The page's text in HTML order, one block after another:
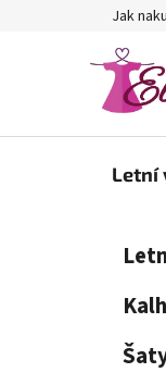
Jak
Letní
Přeskočit
kategorie